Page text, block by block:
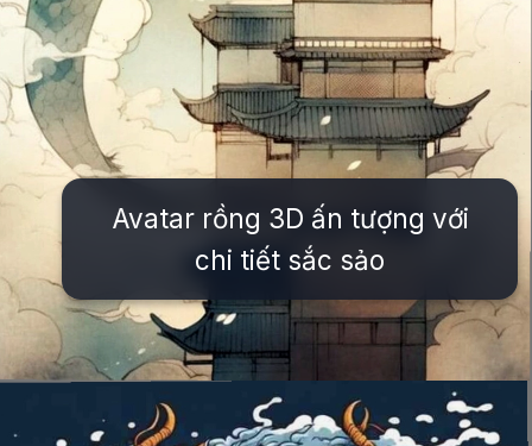
Avatar rồng 3D ấn tượng với
chi tiết sắc sảo
https://issiloo.edu.vn/avatar-rong-ngau